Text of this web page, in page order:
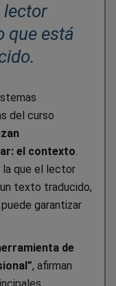
lector
que está
del curso
el contexto.
la que el lector
texto traducido,
garantizar
de
, afirman